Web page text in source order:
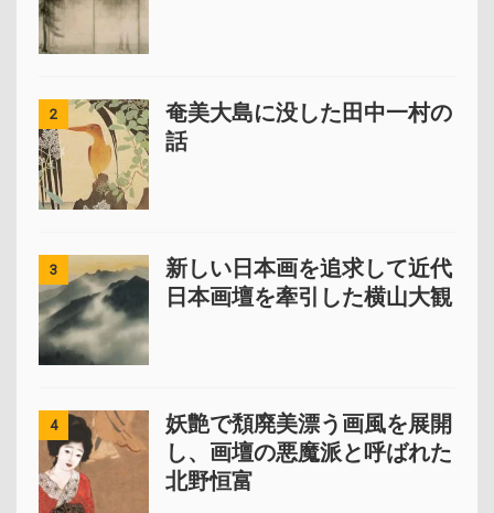
2
奄美大島に没した田中一村の
話
3
新しい日本画を追求して近代
日本画壇を牽引した横山大観
4
妖艶で頽廃美漂う画風を展開
し、画壇の悪魔派と呼ばれた
北野恒富